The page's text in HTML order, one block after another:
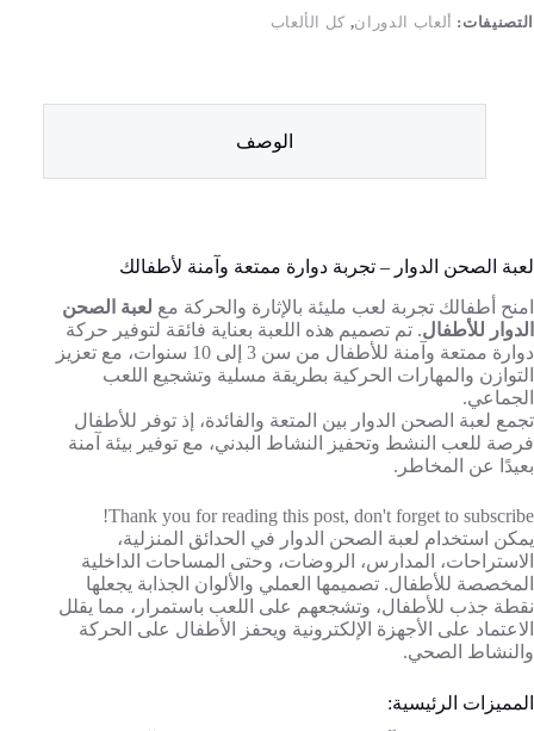
التصنيفات: ألعاب الدوران, كل الألعاب
الوصف
لعبة الصحن الدوار – تجربة دوارة ممتعة وآمنة لأطفالك
امنح أطفالك تجربة لعب مليئة بالإثارة والحركة مع لعبة الصحن
الدوار للأطفال. تم تصميم هذه اللعبة بعناية فائقة لتوفير حركة
دوارة ممتعة وآمنة للأطفال من سن 3 إلى 10 سنوات، مع تعزيز
التوازن والمهارات الحركية بطريقة مسلية وتشجيع اللعب
الجماعي.
تجمع لعبة الصحن الدوار بين المتعة والفائدة، إذ توفر للأطفال
فرصة للعب النشط وتحفيز النشاط البدني، مع توفير بيئة آمنة
بعيدًا عن المخاطر.
Thank you for reading this post, don't forget to subscribe!
يمكن استخدام لعبة الصحن الدوار في الحدائق المنزلية،
الاستراحات، المدارس، الروضات، وحتى المساحات الداخلية
المخصصة للأطفال. تصميمها العملي والألوان الجذابة يجعلها
نقطة جذب للأطفال، وتشجعهم على اللعب باستمرار، مما يقلل
الاعتماد على الأجهزة الإلكترونية ويحفز الأطفال على الحركة
والنشاط الصحي.
المميزات الرئيسية: